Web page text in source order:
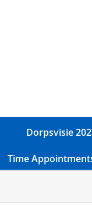
Dorpsvisie
Time